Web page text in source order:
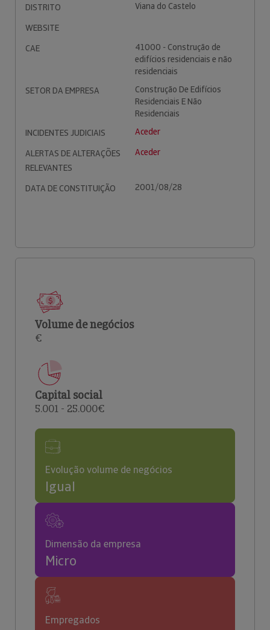
DISTRITO
Viana do Castelo
WEBSITE
CAE
41000 - Construção de
edifícios residenciais e não
residenciais
SETOR DA EMPRESA
Construção De Edifícios
Residenciais E Não
Residenciais
INCIDENTES JUDICIAIS
Aceder
ALERTAS DE ALTERAÇÕES
RELEVANTES
Aceder
DATA DE CONSTITUIÇÃO 2001/08/28
Volume de negócios
€
Capital social
5.001 - 25.000€
Evolução volume de negócios
Igual
Dimensão da empresa
Micro
Empregados